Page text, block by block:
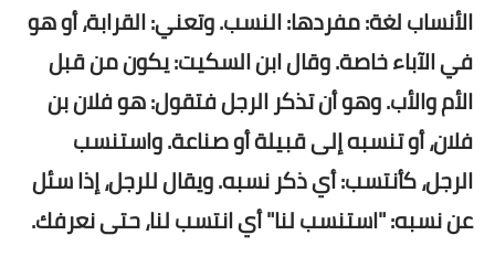
الأنساب لغة: مفردها: النسب. وتعني: القرابة، أو هو
في الآباء خاصة. وقال ابن السكيت: يكون من قبل
الأم والأب. وهو أن تذكر الرجل فتقول: هو فلان بن
فلان، أو تنسبه إلى قبيلة أو صناعة. واستنسب
الرجل، كأنتسب: أي ذكر نسبه. ويقال للرجل، إذا سئل
عن نسبه: "استنسب لنا" أي انتسب لنا، حتى نعرفك.